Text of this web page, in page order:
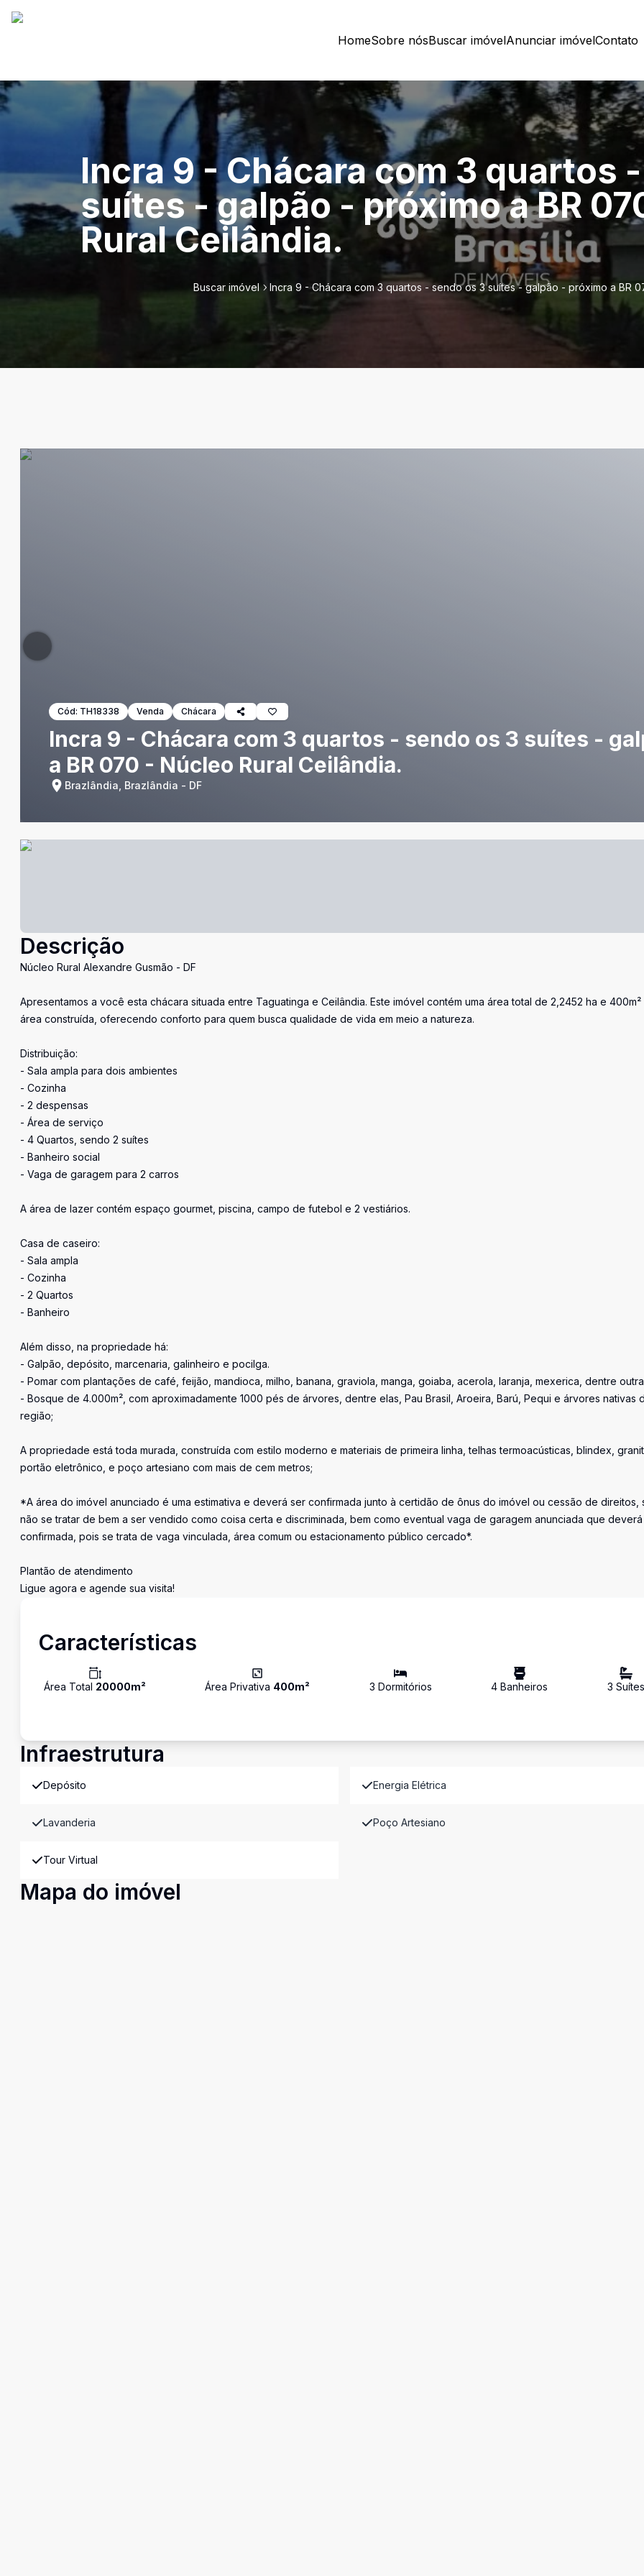
HomeSobre nósBuscar imóvelAnunciar imóvelContato
Incra 9 - Chácara com 3 quartos
suítes - galpão - próximo a BR
Rural Ceilândia.
Buscar imóvel Incra 9 - Chácara com 3 quartos - sendo os 3 suítes - galpão - próximo a BR
Cód: TH18338 Venda Chácara
Incra 9 - Chácara com 3 quartos - sendo os 3 suítes -
a BR 070 - Núcleo Rural Ceilândia.
Brazlândia, Brazlândia - DF
Descrição
Núcleo Rural Alexandre Gusmão - DF
Apresentamos a você esta chácara situada entre Taguatinga e Ceilândia. Este imóvel contém uma área total de 2,2452 ha e
área construída, oferecendo conforto para quem busca qualidade de vida em meio a natureza.
Distribuição:
- Sala ampla para dois ambientes
- Cozinha
- 2 despensas
- Área de serviço
- 4 Quartos, sendo 2 suítes
- Banheiro social
- Vaga de garagem para 2 carros
A área de lazer contém espaço gourmet, piscina, campo de futebol e 2 vestiários.
Casa de caseiro:
- Sala ampla
- Cozinha
- 2 Quartos
- Banheiro
Além disso, na propriedade há:
- Galpão, depósito, marcenaria, galinheiro e pocilga.
- Pomar com plantações de café, feijão, mandioca, milho, banana, graviola, manga, goiaba, acerola, laranja, mexerica, dentre
- Bosque de 4.000m², com aproximadamente 1000 pés de árvores, dentre elas, Pau Brasil, Aroeira, Barú, Pequi e árvores nativas
região;
A propriedade está toda murada, construída com estilo moderno e materiais de primeira linha, telhas termoacústicas, blindex,
portão eletrônico, e poço artesiano com mais de cem metros;
*A área do imóvel anunciado é uma estimativa e deverá ser confirmada junto à certidão de ônus do imóvel ou cessão de direitos,
não se tratar de bem a ser vendido como coisa certa e discriminada, bem como eventual vaga de garagem anunciada que
confirmada, pois se trata de vaga vinculada, área comum ou estacionamento público cercado*.
Plantão de atendimento
Ligue agora e agende sua visita!
Características
Área Total 20000m² Área Privativa 400m² 3 Dormitórios 4 Banheiros 3 Suítes
Infraestrutura
Depósito Energia Elétrica
Lavanderia Poço Artesiano
Tour Virtual
Mapa do imóvel